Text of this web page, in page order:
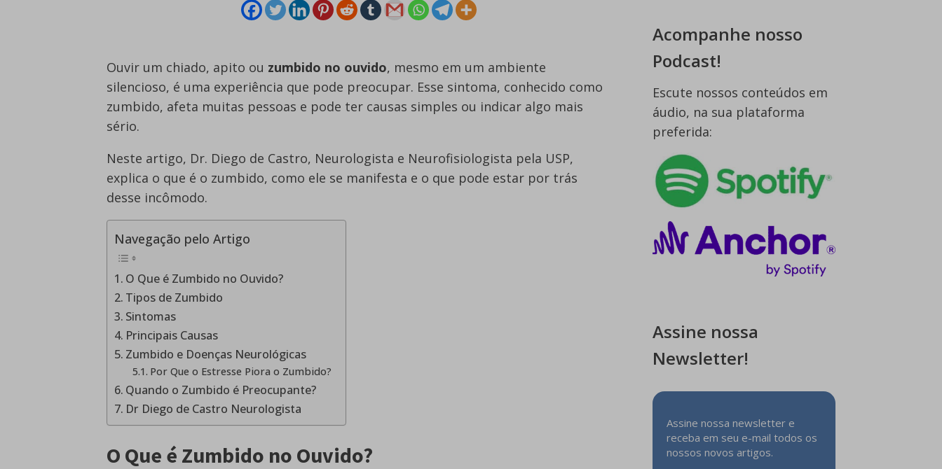
Ouvir um chiado, apito ou zumbido no ouvido, mesmo em um ambiente
silencioso, é uma experiência que pode preocupar. Esse sintoma, conhecido como
zumbido, afeta muitas pessoas e pode ter causas simples ou indicar algo mais
sério.
Neste artigo, Dr. Diego de Castro, Neurologista e Neurofisiologista pela USP,
explica o que é o zumbido, como ele se manifesta e o que pode estar por trás
desse incômodo.
Navegação pelo Artigo
O Que é Zumbido no Ouvido?
Tipos de Zumbido
Sintomas
Principais Causas
Zumbido e Doenças Neurológicas
Por Que o Estresse Piora o Zumbido?
Quando o Zumbido é Preocupante?
Dr Diego de Castro Neurologista
O Que é Zumbido no Ouvido?
Acompanhe nosso
Podcast!
Escute nossos conteúdos em
áudio, na sua plataforma
preferida:
Assine nossa
Newsletter!
Assine nossa newsletter e
receba em seu e-mail todos os
nossos novos artigos.